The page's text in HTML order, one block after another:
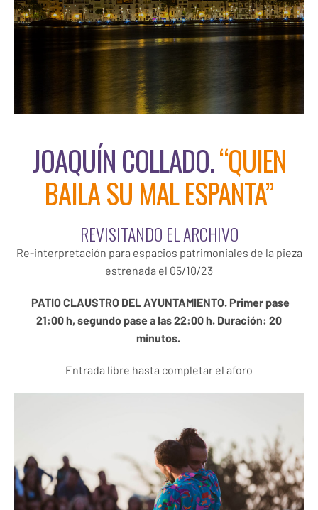
JOAQUÍN COLLADO.“QUIEN
BAILA SU MAL ESPANTA”
REVISITANDO EL ARCHIVO
Re-interpretación para espacios patrimoniales de la pieza
estrenada el 05/10/23
PATIO CLAUSTRO DEL AYUNTAMIENTO. Primer pase
21:00 h, segundo pase a las 22:00 h. Duración: 20
minutos.
Entrada libre hasta completar el aforo